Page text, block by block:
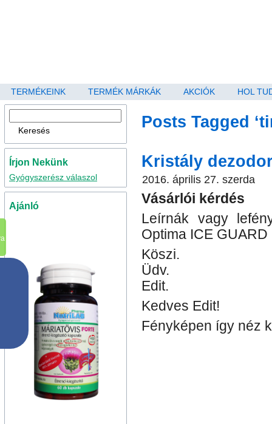
TERMÉKEINK TERMÉK MÁRKÁK AKCIÓK HOL
Írjon Nekünk
Gyógyszerész válaszol
Ajánló
Posts Tagged
Kristály
2016. április 27. szerda
Vásárlói kérdés
Leírnák vagy
Optima ICE
Köszi.
Üdv.
Edit.
Kedves Edit!
Fényképen így néz